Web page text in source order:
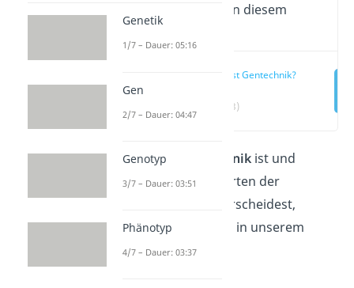
Wichtige Inhalte in diesem
Video
Was ist Gentechnik?
(00:13)
Was genau Gentechnik ist und
zwischen welchen Arten der
Gentechnik du unterscheidest,
erfährst du hier und in unserem
Videodazu!
Genetik
1/7 – Dauer: 05:16
Gen
2/7 – Dauer: 04:47
Genotyp
3/7 – Dauer: 03:51
Phänotyp
4/7 – Dauer: 03:37